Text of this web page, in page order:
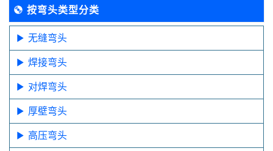
按弯头类型分类
无缝弯头
焊接弯头
对焊弯头
厚壁弯头
高压弯头